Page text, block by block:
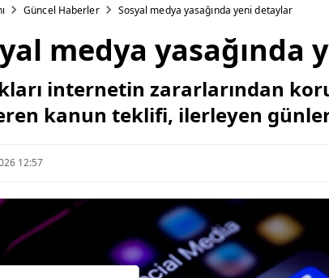
Güncel Haberler Sosyal medya yasağında yeni detaylar
medya yasağında
internetin zararlarından
kanun teklifi, ilerleyen
12:57